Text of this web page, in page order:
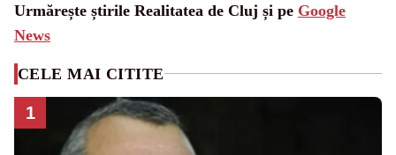
Urmărește știrile Realitatea de Cluj și pe Google
News
CELE MAI CITITE
1